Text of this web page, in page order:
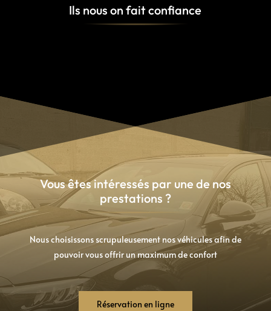
Ils nous on fait confiance
Vous êtes intéressés par une de nos
prestations ?
Nous choisissons scrupuleusement nos véhicules afin de
pouvoir vous offrir un maximum de confort
Réservation en ligne